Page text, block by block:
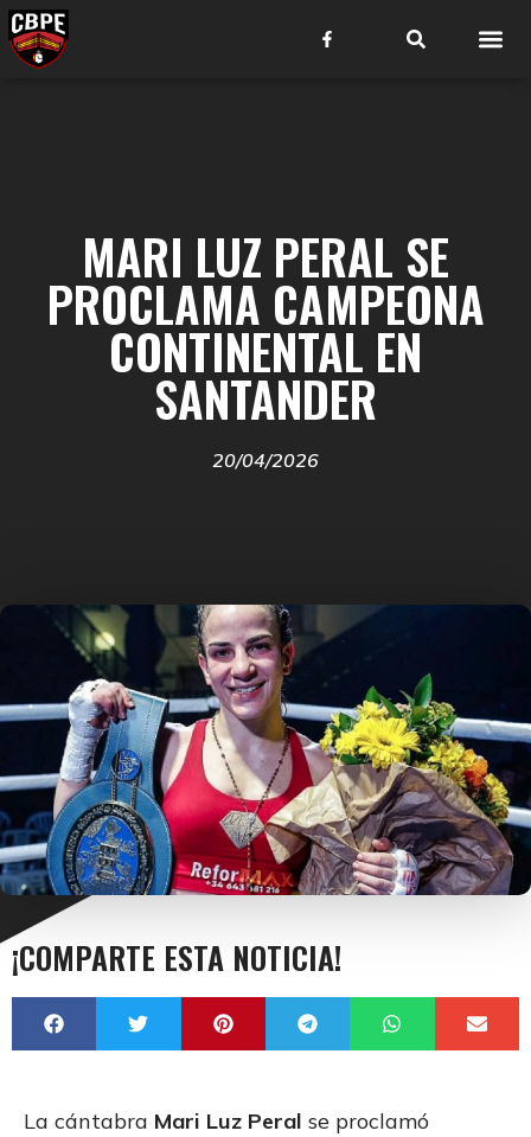
MARI LUZ PERAL SE
PROCLAMA CAMPEONA
CONTINENTAL EN
SANTANDER
20/04/2026
¡COMPARTE ESTA NOTICIA!
La cántabra Mari Luz Peral se proclamó